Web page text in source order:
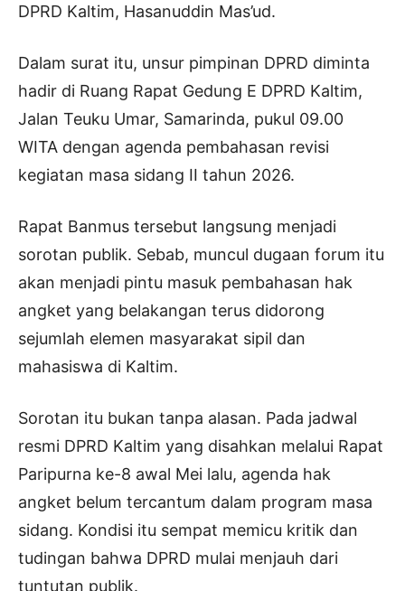
DPRD Kaltim, Hasanuddin Mas’ud.
Dalam surat itu, unsur pimpinan DPRD diminta
hadir di Ruang Rapat Gedung E DPRD Kaltim,
Jalan Teuku Umar, Samarinda, pukul 09.00
WITA dengan agenda pembahasan revisi
kegiatan masa sidang II tahun 2026.
Rapat Banmus tersebut langsung menjadi
sorotan publik. Sebab, muncul dugaan forum itu
akan menjadi pintu masuk pembahasan hak
angket yang belakangan terus didorong
sejumlah elemen masyarakat sipil dan
mahasiswa di Kaltim.
Sorotan itu bukan tanpa alasan. Pada jadwal
resmi DPRD Kaltim yang disahkan melalui Rapat
Paripurna ke-8 awal Mei lalu, agenda hak
angket belum tercantum dalam program masa
sidang. Kondisi itu sempat memicu kritik dan
tudingan bahwa DPRD mulai menjauh dari
tuntutan publik.